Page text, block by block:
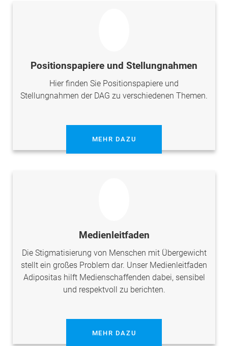
Positionspapiere und Stellungnahmen
Hier finden Sie Positionspapiere und
Stellungnahmen der DAG zu verschiedenen Themen.
MEHR DAZU
Medienleitfaden
Die Stigmatisierung von Menschen mit Übergewicht
stellt ein großes Problem dar. Unser Medienleitfaden
Adipositas hilft Medienschaffenden dabei, sensibel
und respektvoll zu berichten.
MEHR DAZU